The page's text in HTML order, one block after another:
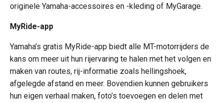
originele Yamaha-accessoires en -kleding of MyGarage.
MyRide-app
Yamaha’s gratis MyRide-app biedt alle MT-motorrijders de
kans om meer uit hun rijervaring te halen met het volgen en
maken van routes, rij-informatie zoals hellingshoek,
afgelegde afstand en meer. Bovendien kunnen gebruikers
hun eigen verhaal maken, foto’s toevoegen en delen met